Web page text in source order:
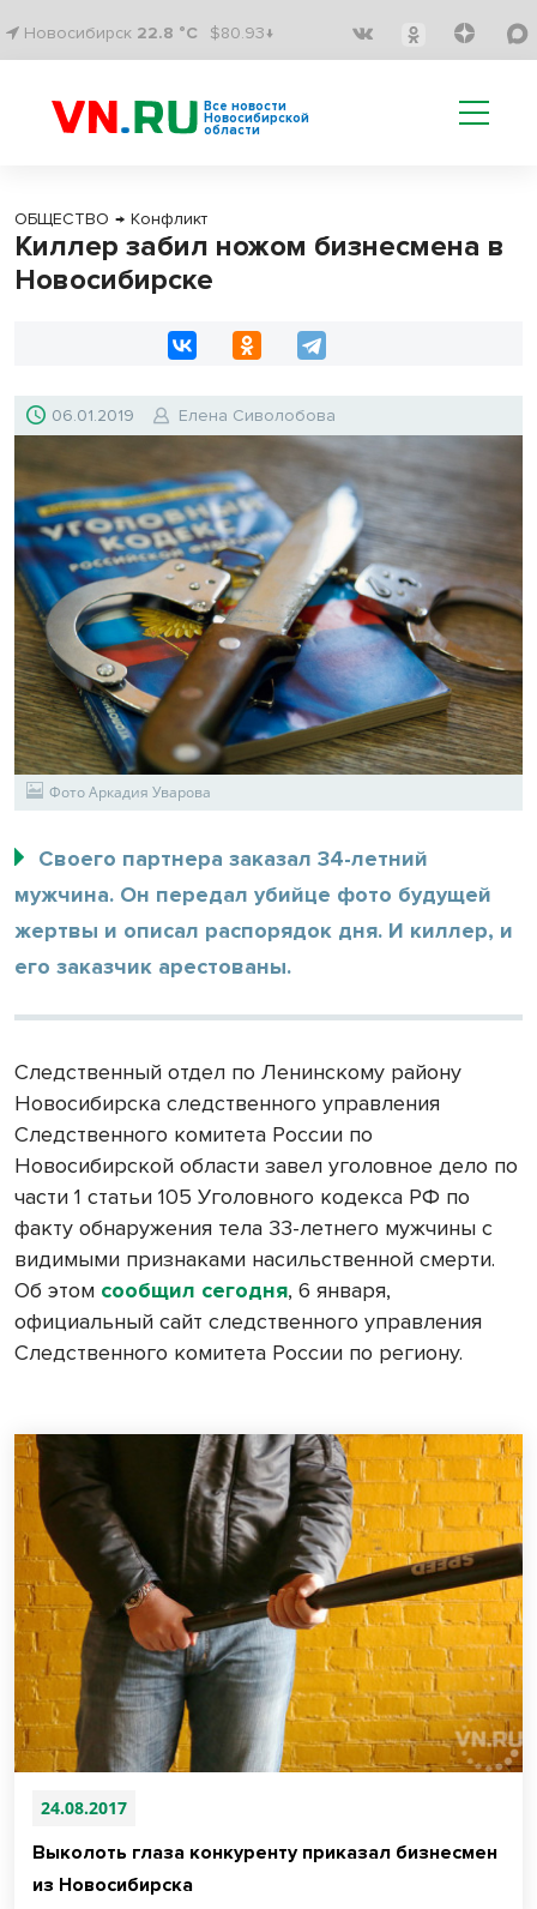
Новосибирск 22.8 °C $80.93↓
Все новости
Новосибирской
области
ОБЩЕСТВО → Конфликт
Киллер забил ножом бизнесмена в
Новосибирске
06.01.2019 Елена Сиволобова
Фото Аркадия Уварова
Своего партнера заказал 34-летний
мужчина. Он передал убийце фото будущей
жертвы и описал распорядок дня. И киллер, и
его заказчик арестованы.
Следственный отдел по Ленинскому району
Новосибирска следственного управления
Следственного комитета России по
Новосибирской области завел уголовное дело по
части 1 статьи 105 Уголовного кодекса РФ по
факту обнаружения тела 33-летнего мужчины с
видимыми признаками насильственной смерти.
Об этом сообщил сегодня, 6 января,
официальный сайт следственного управления
Следственного комитета России по региону.
24.08.2017
Выколоть глаза конкуренту приказал бизнесмен
из Новосибирска